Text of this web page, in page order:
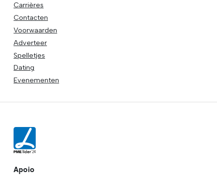
Carrières
Contacten
Voorwaarden
Adverteer
Spelletjes
Dating
Evenementen
Apoio